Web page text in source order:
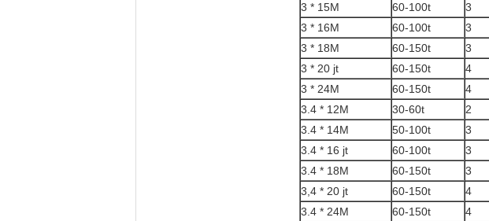
3 * 15M
60-100t 3
3 * 16M
60-100t 3
3 * 18M
60-150t 3
3 * 20 jt
60-150t 4
3 * 24M
60-150t 4
3.4 * 12M
30-60t 2
3.4 * 14M
50-100t 3
3.4 * 16 jt
60-100t 3
3.4 * 18M
60-150t 3
3,4 * 20 jt
60-150t 4
3.4 * 24M
60-150t 4